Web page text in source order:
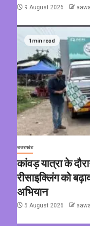
9 August 2026
1 min read
उत्तराखंड
कांवड़ यात्रा के
रीसाइक्लिंग को
अभियान
5 August 2026